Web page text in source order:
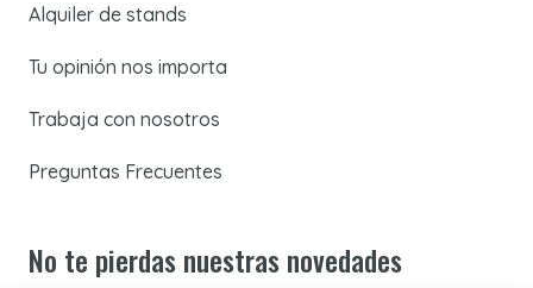
Alquiler de stands
Tu opinión nos importa
Trabaja con nosotros
Preguntas Frecuentes
No te pierdas nuestras novedades